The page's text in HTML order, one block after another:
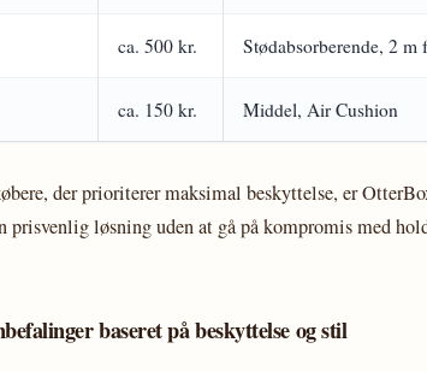
ca. 500 kr. Stødabsorberende, 2 m
ca. 150 kr. Middel, Air Cushion
der prioriterer maksimal beskyttelse, er
løsning uden at gå på kompromis med
baseret på beskyttelse og stil